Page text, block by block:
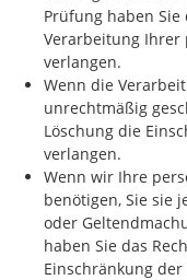
Prüfung haben Sie
Verarbeitung Ihrer
verlangen.
Wenn die
unrechtmäßig
Löschung die
verlangen.
Wenn wir Ihre
benötigen, Sie sie
oder
haben Sie das
Einschränkung